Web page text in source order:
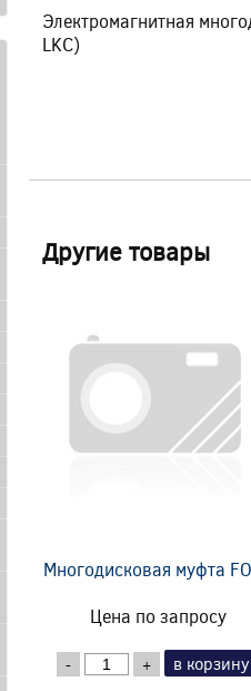
Электромагнитная
LKC)
Другие товары
Многодисковая муфта
Цена по запросу
- + в корзину